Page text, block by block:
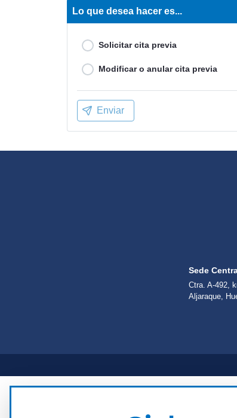
Lo que desea hacer es...
Solicitar cita previa
Modificar o anular cita previa
Enviar
Sede
Ctra. A-492,
Aljaraque,